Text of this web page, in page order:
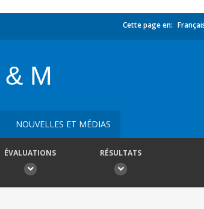
Cette page en:
M
NOUVELLES ET MÉDIAS
ÉVALUATIONS RÉSULTATS